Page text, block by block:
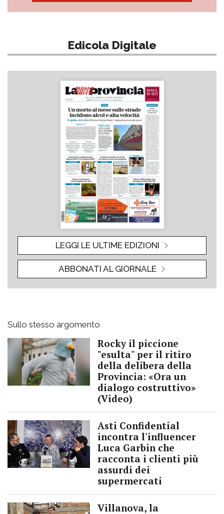
Edicola Digitale
LEGGI LE ULTIME EDIZIONI
ABBONATI AL GIORNALE
Sullo stesso argomento
Rocky il piccione
"esulta" per il ritiro
della delibera della
Provincia: «Ora un
dialogo costruttivo»
(Video)
Asti Confidential
incontra l'influencer
Luca Garbin che
racconta i clienti più
assurdi dei
supermercati
Villanova, la